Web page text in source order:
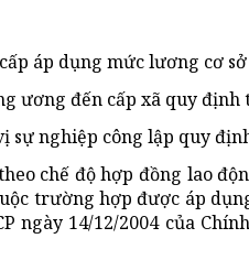
áp dụng mức lương cơ
ương đến cấp xã quy
sự nghiệp công lập quy
chế độ hợp đồng lao
trường hợp được áp
ngày 14/12/2004 của